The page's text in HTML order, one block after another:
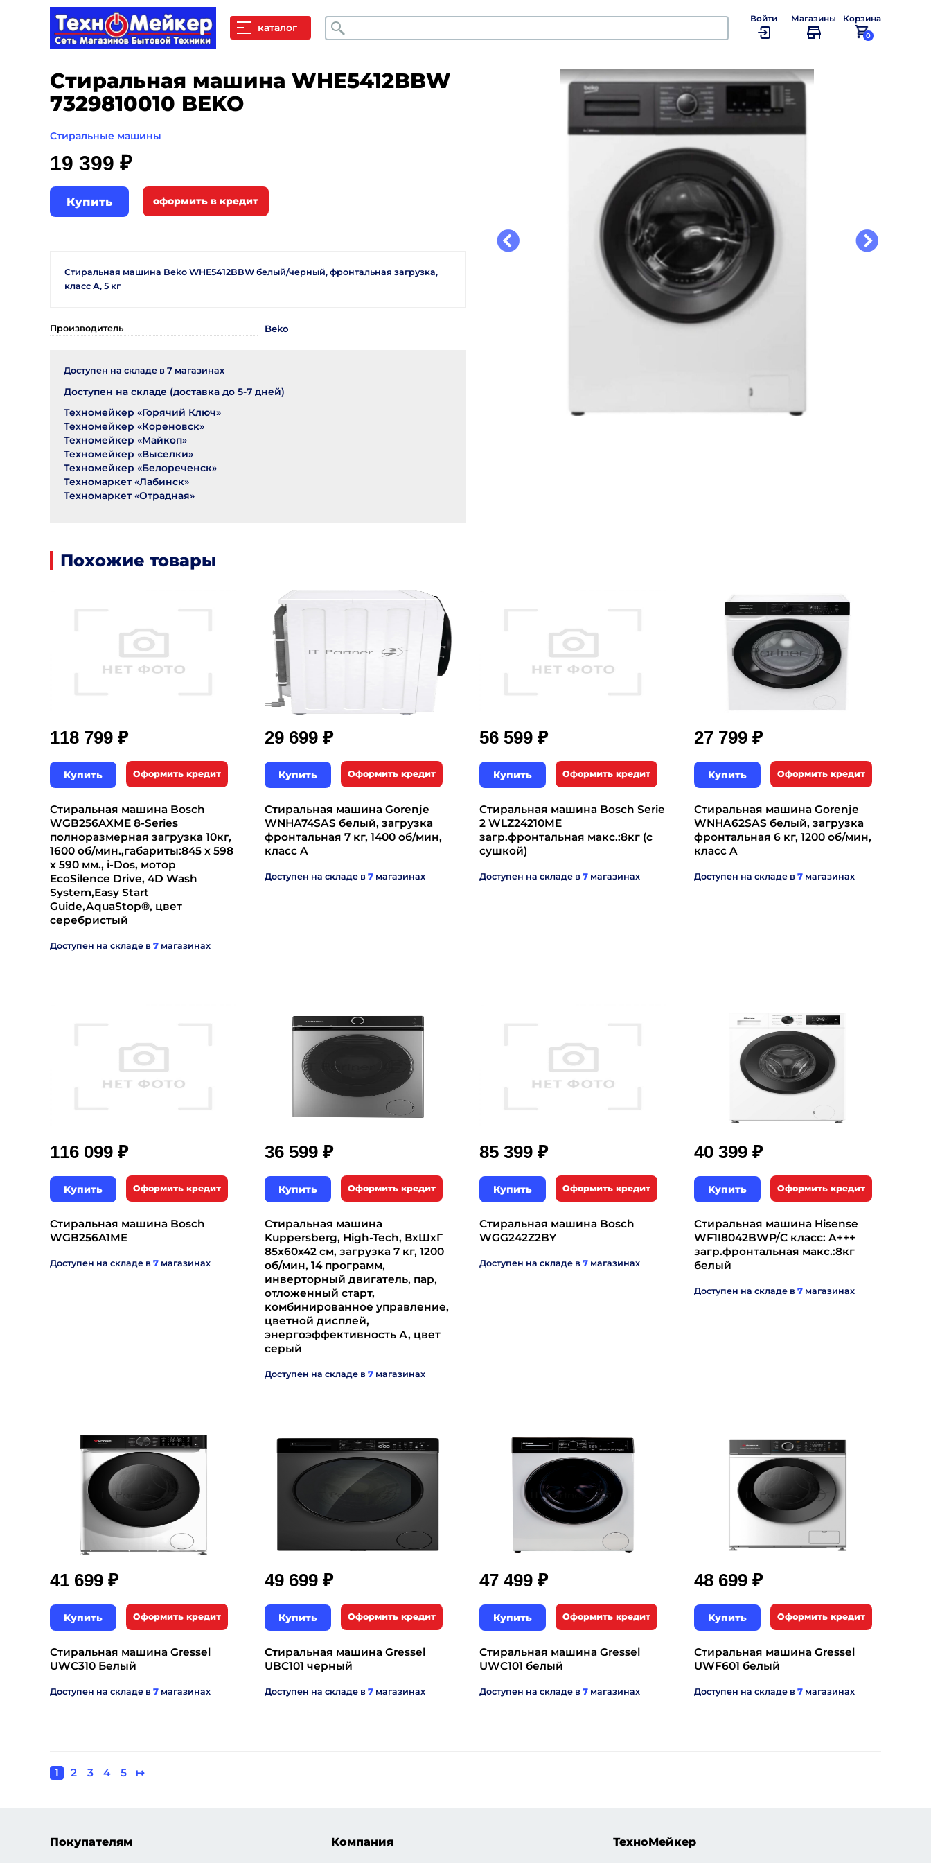
каталог Поиск Войти Магазины Корзина
0
Стиральная машина WHE5412BBW
7329810010 BEKO
Стиральные машины
19 399 ₽
Купить
Стиральная машина Beko WHE5412BBW белый/черный, фронтальная загрузка,
класс А, 5 кг
Производитель Beko
Доступен на складе в 7 магазинах
Доступен на складе (доставка до 5-7 дней)
Техномейкер «Горячий Ключ»
Техномейкер «Кореновск»
Техномейкер «Майкоп»
Техномейкер «Выселки»
Техномейкер «Белореченск»
Техномаркет «Лабинск»
Техномаркет «Отрадная»
Похожие товары
118 799 ₽
Купить Оформить кредит
Стиральная машина Bosch
WGB256AXME 8-Series
полноразмерная загрузка 10кг,
1600 об/мин.,габариты:845 x 598
x 590 мм., i-Dos, мотор
EcoSilence Drive, 4D Wash
System,Easy Start
Guide,AquaStop®, цвет
серебристый
Доступен на складе в 7 магазинах
29 699 ₽
Купить Оформить кредит
Стиральная машина Gorenje
WNHA74SAS белый, загрузка
фронтальная 7 кг, 1400 об/мин,
класс A
Доступен на складе в 7 магазинах
56 599 ₽
Купить Оформить кредит
Стиральная машина Bosch Serie
2 WLZ24210ME
загр.фронтальная макс.:8кг (с
сушкой)
Доступен на складе в 7 магазинах
27 799 ₽
Купить Оформить кредит
Стиральная машина Gorenje
WNHA62SAS белый, загрузка
фронтальная 6 кг, 1200 об/мин,
класс A
Доступен на складе в 7 магазинах
116 099 ₽
Купить Оформить кредит
Стиральная машина Bosch
WGB256A1ME
Доступен на складе в 7 магазинах
36 599 ₽
Купить Оформить кредит
Стиральная машина
Kuppersberg, High-Tech, ВхШхГ
85х60х42 см, загрузка 7 кг, 1200
об/мин, 14 программ,
инверторный двигатель, пар,
отложенный старт,
комбинированное управление,
цветной дисплей,
энергоэффективность А, цвет
серый
Доступен на складе в 7 магазинах
85 399 ₽
Купить Оформить кредит
Стиральная машина Bosch
WGG242Z2BY
Доступен на складе в 7 магазинах
40 399 ₽
Купить Оформить кредит
Стиральная машина Hisense
WF1I8042BWP/C класс: A+++
загр.фронтальная макс.:8кг
белый
Доступен на складе в 7 магазинах
41 699 ₽
Купить Оформить кредит
Стиральная машина Gressel
UWC310 Белый
Доступен на складе в 7 магазинах
49 699 ₽
Купить Оформить кредит
Стиральная машина Gressel
UBC101 черный
Доступен на складе в 7 магазинах
47 499 ₽
Купить Оформить кредит
Стиральная машина Gressel
UWC101 белый
Доступен на складе в 7 магазинах
48 699 ₽
Купить Оформить кредит
Стиральная машина Gressel
UWF601 белый
Доступен на складе в 7 магазинах
Нумерация
Текущая
1 Page
2 Page
3 Page
4 Page
5
Следующая
↦
Покупателям Компания ТехноМейкер